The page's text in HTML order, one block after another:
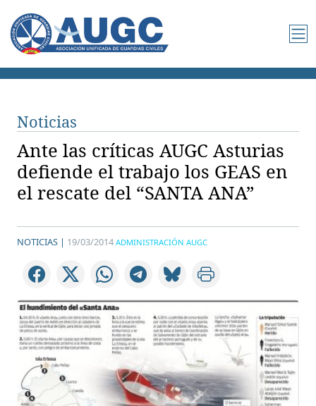
Noticias
Ante las críticas AUGC Asturias
defiende el trabajo los GEAS en
el rescate del “SANTA ANA”
NOTICIAS | 19/03/2014 ADMINISTRACIÓN AUGC